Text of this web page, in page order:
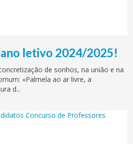
letivo 2024/2025!
de sonhos, na união e na
«Palmela ao ar livre, a
d...